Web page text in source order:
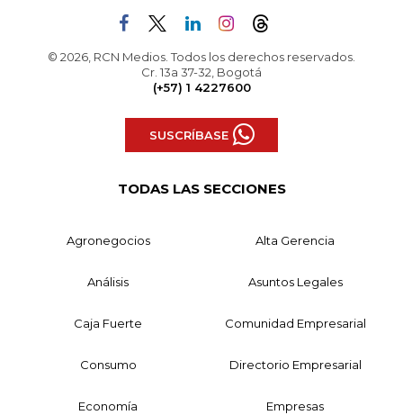
© 2026, RCN Medios. Todos los derechos reservados.
Cr. 13a 37-32, Bogotá
(+57) 1 4227600
SUSCRÍBASE
TODAS LAS SECCIONES
Agronegocios Alta Gerencia
Análisis Asuntos Legales
Caja Fuerte Comunidad Empresarial
Consumo Directorio Empresarial
Economía Empresas